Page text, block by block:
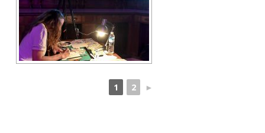
1 2 ►